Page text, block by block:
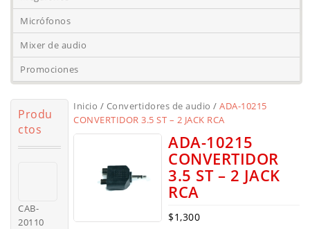
Micrófonos
Mixer de audio
Promociones
Inicio / Convertidores de audio /ADA-10215
CONVERTIDOR 3.5 ST – 2 JACK RCA
ADA-10215
CONVERTIDOR
3.5 ST – 2 JACK
RCA
$1,300
Produ
ctos
CAB-
20110